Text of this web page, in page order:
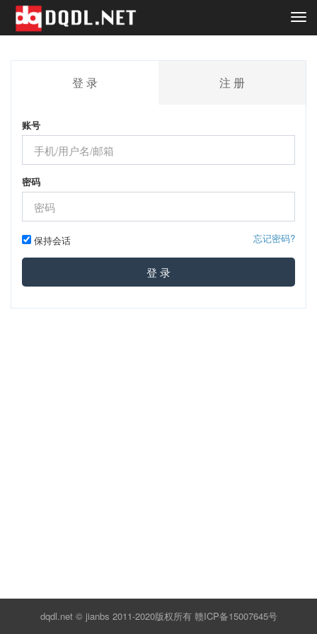
登 录 注 册
账号
密码
保持会话 忘记密码?
登 录
dqdl.net ©️ jianbs 2011-2020版权所有 赣ICP备15007645号